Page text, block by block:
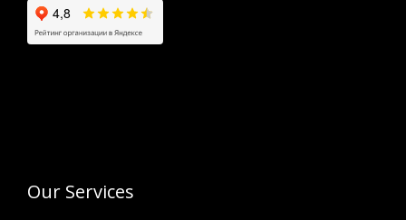
Our Services